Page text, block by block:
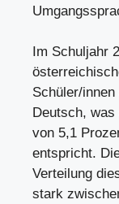
Im Schuljahr
Schüler/
Deutsch, was
von 5,1
entspricht.
Verteilung
stark